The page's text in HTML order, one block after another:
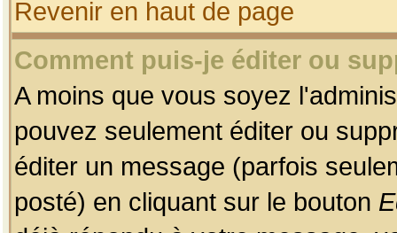
Revenir en haut de page
Comment puis-je éditer ou
A moins que vous soyez
pouvez seulement éditer ou
éditer un message (parfois
posté) en cliquant sur le bouton